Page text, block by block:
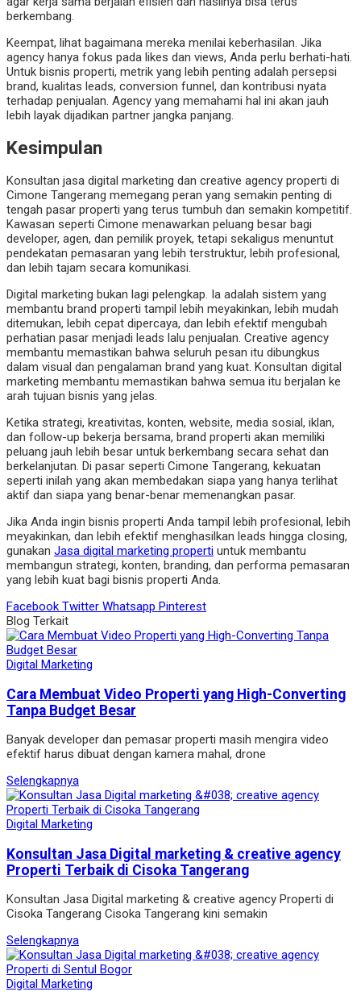
berkembang.
Keempat, lihat bagaimana mereka menilai keberhasilan. Jika
agency hanya fokus pada likes dan views, Anda perlu berhati-hati.
Untuk bisnis properti, metrik yang lebih penting adalah persepsi
brand, kualitas leads, conversion funnel, dan kontribusi nyata
terhadap penjualan. Agency yang memahami hal ini akan jauh
lebih layak dijadikan partner jangka panjang.
Kesimpulan
Konsultan jasa digital marketing dan creative agency properti di
Cimone Tangerang memegang peran yang semakin penting di
tengah pasar properti yang terus tumbuh dan semakin kompetitif.
Kawasan seperti Cimone menawarkan peluang besar bagi
developer, agen, dan pemilik proyek, tetapi sekaligus menuntut
pendekatan pemasaran yang lebih terstruktur, lebih profesional,
dan lebih tajam secara komunikasi.
Digital marketing bukan lagi pelengkap. Ia adalah sistem yang
membantu brand properti tampil lebih meyakinkan, lebih mudah
ditemukan, lebih cepat dipercaya, dan lebih efektif mengubah
perhatian pasar menjadi leads lalu penjualan. Creative agency
membantu memastikan bahwa seluruh pesan itu dibungkus
dalam visual dan pengalaman brand yang kuat. Konsultan digital
marketing membantu memastikan bahwa semua itu berjalan ke
arah tujuan bisnis yang jelas.
Ketika strategi, kreativitas, konten, website, media sosial, iklan,
dan follow-up bekerja bersama, brand properti akan memiliki
peluang jauh lebih besar untuk berkembang secara sehat dan
berkelanjutan. Di pasar seperti Cimone Tangerang, kekuatan
seperti inilah yang akan membedakan siapa yang hanya terlihat
aktif dan siapa yang benar-benar memenangkan pasar.
Jika Anda ingin bisnis properti Anda tampil lebih profesional, lebih
meyakinkan, dan lebih efektif menghasilkan leads hingga closing,
gunakan Jasa digital marketing properti untuk membantu
membangun strategi, konten, branding, dan performa pemasaran
yang lebih kuat bagi bisnis properti Anda.
Facebook Twitter Whatsapp Pinterest
Blog Terkait
Digital Marketing
Cara Membuat Video Properti yang High-Converting
Tanpa Budget Besar
Banyak developer dan pemasar properti masih mengira video
efektif harus dibuat dengan kamera mahal, drone
Selengkapnya
Digital Marketing
Konsultan Jasa Digital marketing & creative agency
Properti Terbaik di Cisoka Tangerang
Konsultan Jasa Digital marketing & creative agency Properti di
Cisoka Tangerang Cisoka Tangerang kini semakin
Selengkapnya
Digital Marketing